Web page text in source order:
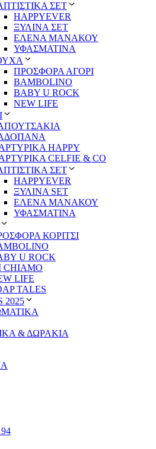
ΣΕΤ
HAPPYEVER
ΞΥΛΙΝΑ ΣΕΤ
ΕΛΕΝΑ ΜΑΝΑΚΟΥ
ΥΦΑΣΜΑΤΙΝΑ
ΠΡΟΣΦΟΡΑ ΑΓΟΡΙ
BAMBOLINO
BABY U ROCK
NEW LIFE
HAPPY
CELFIE & CO
ΣΕΤ
HAPPYEVER
ΞΥΛΙΝΑ SET
ΕΛΕΝΑ ΜΑΝΑΚΟΥ
ΥΦΑΣΜΑΤΙΝΑ
ΚΟΡΙΤΣΙ
U ROCK
CHIAMO
LIFE
TALES
2025
& ΔΩΡΑΚΙΑ